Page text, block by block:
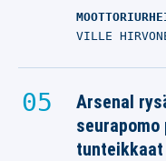
VILLE
Arsenal